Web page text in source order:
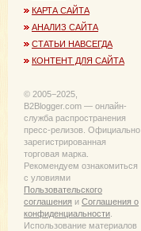
КАРТА САЙТА
АНАЛИЗ САЙТА
СТАТЬИ НАВСЕГДА
КОНТЕНТ ДЛЯ САЙТА
© 2005−2025,
B2Blogger.com — онлайн-
служба распространения
пресс-релизов. Официально
зарегистрированная
торговая марка.
Рекомендуем ознакомиться
с уловиями
Пользовательского
соглашения и Соглашения о
конфиденциальности
Использование материалов